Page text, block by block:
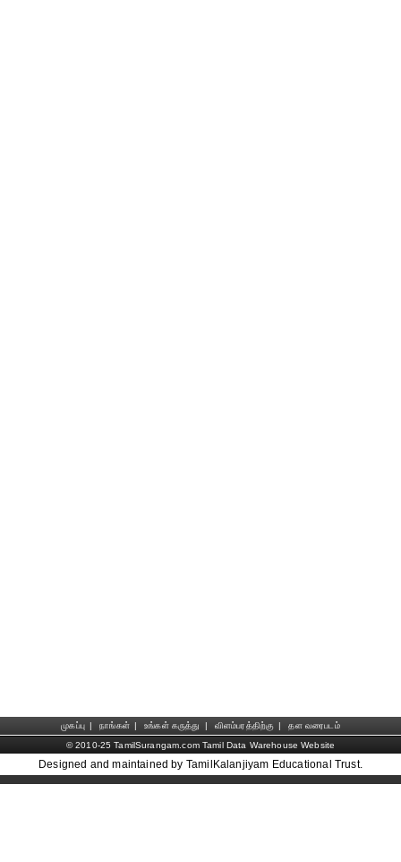
முகப்பு | நாங்கள் | உங்கள் கருத்து | விளம்பரத்திற்கு |
தள வரைபடம்
© 2010-25 TamilSurangam.com Tamil Data Warehouse Website
Designed and maintained by TamilKalanjiyam Educational Trust.